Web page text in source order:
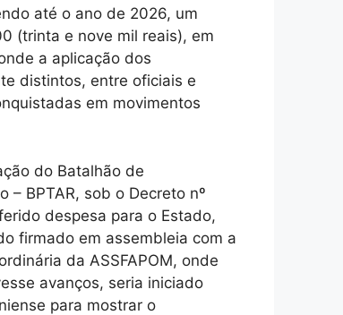
até o ano de 2026, um
(trinta e nove mil reais), em
a aplicação dos
distintos, entre oficiais e
em movimentos
do Batalhão de
– BPTAR, sob o Decreto nº
despesa para o Estado,
firmado em assembleia com a
da ASSFAPOM, onde
avanços, seria iniciado
para mostrar o